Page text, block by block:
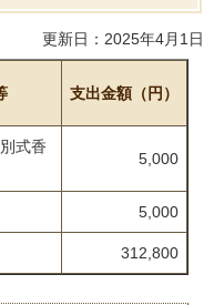
更新日：2025年4月1日
支出金額（円）
式香
5,000
5,000
312,800